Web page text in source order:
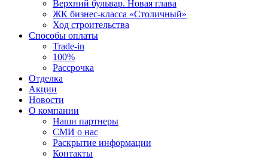
Верхний бульвар. Новая глава
ЖК бизнес-класса «Столичный»
Ход строительства
Способы оплаты
Trade-in
100%
Рассрочка
Отделка
Акции
Новости
О компании
Наши партнеры
СМИ о нас
Раскрытие информации
Контакты